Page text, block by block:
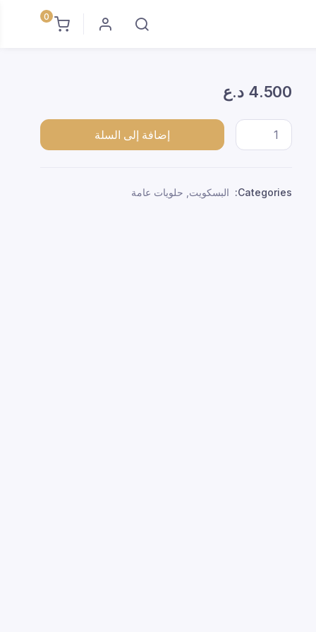
0
4.500 د.ع
بسكت تمر صيداوي *24 quantity
إضافة إلى السلة
Categories: البسكويت حلويات عامة